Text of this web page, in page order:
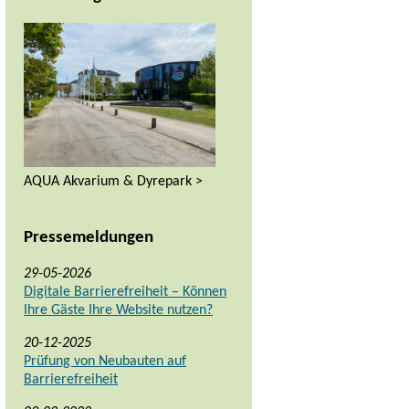
AQUA Akvarium & Dyrepark >
Pressemeldungen
29-05-2026
Digitale Barrierefreiheit – Können
Ihre Gäste Ihre Website nutzen?
20-12-2025
Prüfung von Neubauten auf
Barrierefreiheit